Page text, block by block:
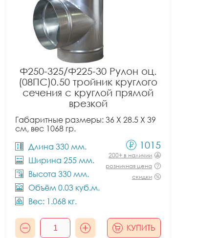
Ф250-325/Ф225-30 Рулон оц.
(08ПС)0.50 тройник круглого
сечения с круглой прямой
врезкой
Габаритные размеры: 36 X 28.5 X 39
см, вес 1068 гр.
Длина 330 мм.
Ширина 255 мм.
Высота 330 мм.
Объём 0.03 куб.м.
Вес: 1.068 кг.
1015
200+ в наличии
розничная цена
скидки
КУПИТЬ